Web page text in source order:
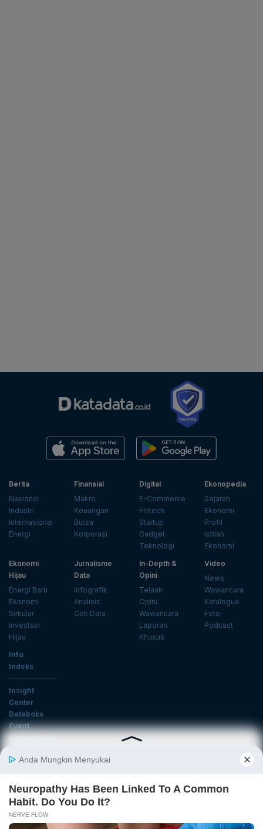
Berita
Nasional
Industri
Internasional
Energi
Finansial
Makro
Keuangan
Bursa
Korporasi
Digital
E-Commerce
Fintech
Startup
Gadget
Teknologi
Ekonopedia
Sejarah
Ekonomi
Profil
Istilah
Ekonomi
Ekonomi
Hijau
Energi Baru
Ekonomi
Sirkular
Investasi
Hijau
Jurnalisme
Data
Infografik
Analisis
Cek Data
In-Depth &
Opini
Telaah
Opini
Wawancara
Laporan
Khusus
Video
News
Wawancara
Katalogue
Foto
Podcast
Info
Indeks
Insight
Center
Databoks
Event
KatadataOto
Email
Daftar